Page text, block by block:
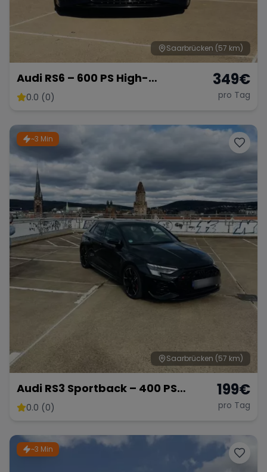
Saarbrücken (57 km)
Audi RS6 – 600 PS High-
Performance Kombi
0.0 (0)
349€
pro Tag
~3 Min
Saarbrücken (57 km)
Audi RS3 Sportback – 400 PS
Kompaktsportler
0.0 (0)
199€
pro Tag
~3 Min